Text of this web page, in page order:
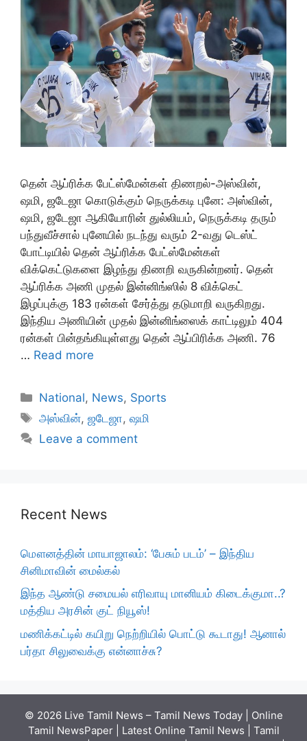
தென் ஆப்ரிக்க பேட்ஸ்மேன்கள் திணறல்-அஸ்வின்,
ஷமி, ஜடேஜா கொடுக்கும் நெருக்கடி புனே: அஸ்வின்,
ஷமி, ஜடேஜா ஆகியோரின் துல்லியம், நெருக்கடி தரும்
பந்துவீச்சால் புனேயில் நடந்து வரும் 2-வது டெஸ்ட்
போட்டியில் தென் ஆப்ரிக்க பேட்ஸ்மேன்கள்
விக்கெட்டுகளை இழந்து திணறி வருகின்றனர். தென்
ஆப்ரிக்க அணி முதல் இன்னிங்ஸில் 8 விக்கெட்
இழப்புக்கு 183 ரன்கள் சேர்த்து தடுமாறி வருகிறது.
இந்திய அணியின் முதல் இன்னிங்ஸைக் காட்டிலும் 404
ரன்கள் பின்தங்கியுள்ளது தென் ஆப்பிரிக்க அணி. 76
… Read more
Categories
National, News, Sports
Tags
அஸ்வின்,ஜடேஜா,ஷமி
Leave a comment
Recent News
மௌனத்தின் மாயாஜாலம்: ‘பேசும் படம்’ – இந்திய
சினிமாவின் மைல்கல்
இந்த ஆண்டு சமையல் எரிவாயு மானியம் கிடைக்குமா..?
மத்திய அரசின் குட் நியூஸ்!
மணிக்கட்டில் கயிறு நெற்றியில் பொட்டு கூடாது! ஆனால்
பர்தா சிலுவைக்கு என்னாச்சு?
© 2026 Live Tamil News – Tamil News Today | Online
Tamil NewsPaper | Latest Online Tamil News | Tamil